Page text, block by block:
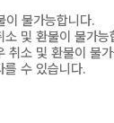
이 불가능합니다.
및 환불이 불가능
취소 및 환불이 불
를 수 있습니다.